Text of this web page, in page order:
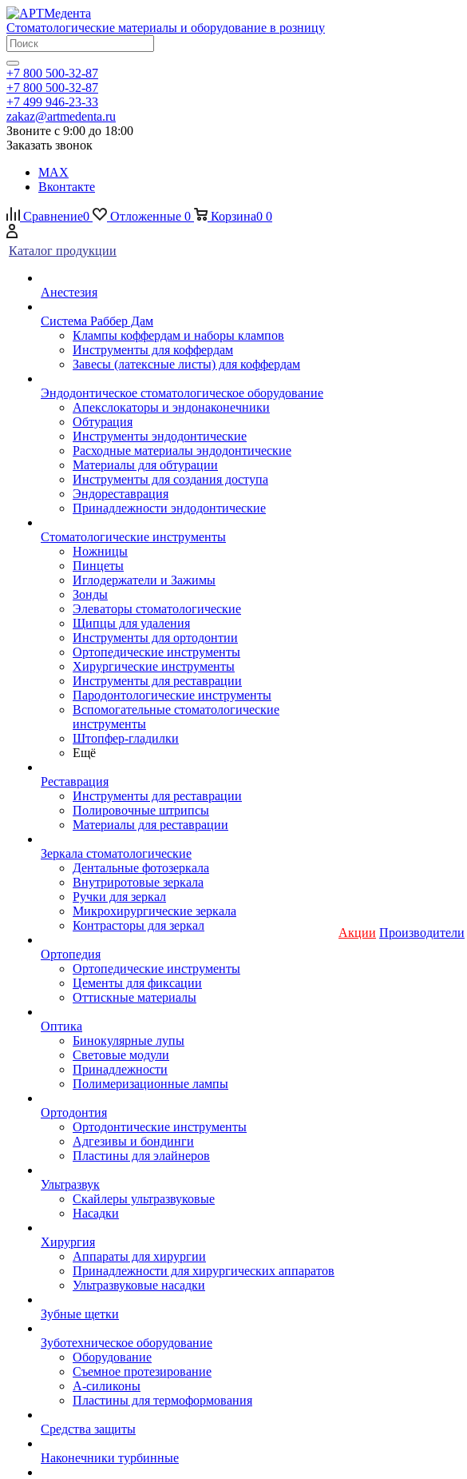
Стоматологические материалы и оборудование в розницу
+7 800 500-32-87
+7 800 500-32-87
+7 499 946-23-33
zakaz@artmedenta.ru
Звоните с 9:00 до 18:00
Заказать звонок
MAX
Вконтакте
Сравнение0 Отложенные 0 Корзина0 0
Каталог продукции
Анестезия
Система Раббер Дам
Клампы коффердам и наборы клампов
Инструменты для коффердам
Завесы (латексные листы) для коффердам
Эндодонтическое стоматологическое оборудование
Апекслокаторы и эндонаконечники
Обтурация
Инструменты эндодонтические
Расходные материалы эндодонтические
Материалы для обтурации
Инструменты для создания доступа
Эндореставрация
Принадлежности эндодонтические
Стоматологические инструменты
Ножницы
Пинцеты
Иглодержатели и Зажимы
Зонды
Элеваторы стоматологические
Щипцы для удаления
Инструменты для ортодонтии
Ортопедические инструменты
Хирургические инструменты
Инструменты для реставрации
Пародонтологические инструменты
Вспомогательные стоматологические
инструменты
Штопфер-гладилки
Ещё
Реставрация
Инструменты для реставрации
Полировочные штрипсы
Материалы для реставрации
Зеркала стоматологические
Дентальные фотозеркала
Внутриротовые зеркала
Ручки для зеркал
Микрохирургические зеркала
Контрасторы для зеркал
Ортопедия
Ортопедические инструменты
Цементы для фиксации
Оттискные материалы
Оптика
Бинокулярные лупы
Световые модули
Принадлежности
Полимеризационные лампы
Ортодонтия
Ортодонтические инструменты
Адгезивы и бондинги
Пластины для элайнеров
Ультразвук
Скайлеры ультразвуковые
Насадки
Хирургия
Аппараты для хирургии
Принадлежности для хирургических аппаратов
Ультразвуковые насадки
Зубные щетки
Зуботехническое оборудование
Оборудование
Съемное протезирование
А-силиконы
Пластины для термоформования
Средства защиты
Наконечники турбинные
Акции Производители